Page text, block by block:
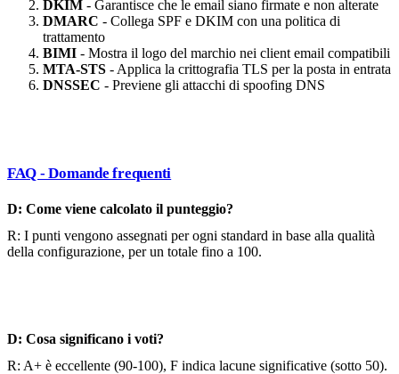
DKIM - Garantisce che le email siano firmate e non alterate
DMARC - Collega SPF e DKIM con una politica di
trattamento
BIMI - Mostra il logo del marchio nei client email compatibili
MTA-STS - Applica la crittografia TLS per la posta in entrata
DNSSEC - Previene gli attacchi di spoofing DNS
FAQ - Domande frequenti
D: Come viene calcolato il punteggio?
R: I punti vengono assegnati per ogni standard in base alla qualità
della configurazione, per un totale fino a 100.
D: Cosa significano i voti?
R: A+ è eccellente (90-100), F indica lacune significative (sotto 50).